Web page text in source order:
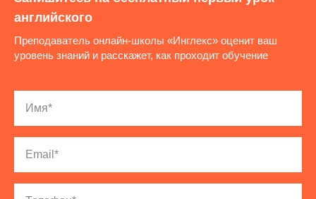
английского
Преподаватель онлайн-школы «Инглекс» оценит ваш
уровень знаний и расскажет, как проходит обучение